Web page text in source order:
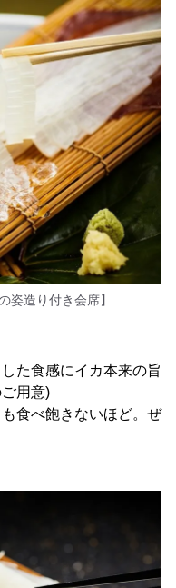
姿造り付き会席】
た食感にイカ本来の旨
用意)
食べ飽きないほど。ぜ